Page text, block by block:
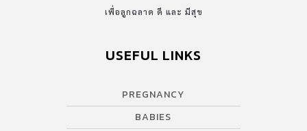
เพื่อลูกฉลาด ดี และ มีสุข
USEFUL LINKS
PREGNANCY
BABIES